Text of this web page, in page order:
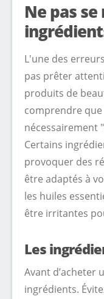
Ne pas
L'une des
pas prêter
produits de
comprendre
nécessairement
Certains
provoquer des
être adaptés à
les huiles
être irritantes
Les
Avant d’acheter
ingrédients.